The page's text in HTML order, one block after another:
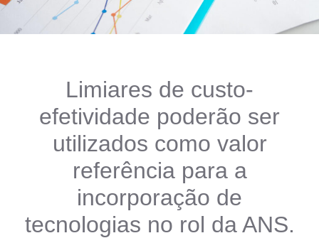
Limiares de custo-
efetividade poderão ser
utilizados como valor
referência para a
incorporação de
tecnologias no rol da ANS.